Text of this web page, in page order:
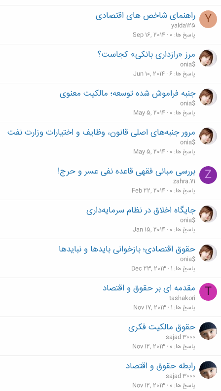
Y راهنمای شاخص های اقتصادی
yalda125
پاسخ ها 0
Sep 16, 2014
مرز «رازداری بانکی» کجاست؟
onia$
پاسخ ها 6
Jun 10, 2014
جنبه فراموش شده توسعه؛ مالکیت معنوی
onia$
پاسخ ها 0
May 5, 2014
مرور جنبه‌های اصلی قانون، وظایف و اختیارات وزارت نفت
onia$
پاسخ ها 0
May 5, 2014
Z بررسی مبانی فقهی قاعده نفی عسر و حرج!
zahra.71
پاسخ ها 0
Feb 22, 2014
جایگاه اخلاق در نظام سرمایه‌داری
onia$
پاسخ ها 0
Jan 15, 2014
حقوق اقتصادی؛ بازخوانی بایدها و نبایدها
onia$
پاسخ ها 1
Dec 23, 2013
T مقدمه ای بر حقوق و اقتصاد
tashakori
پاسخ ها 1
Nov 17, 2013
حقوق مالکیت فکری
sajad 3000
پاسخ ها 0
Nov 12, 2013
رابطه حقوق و اقتصاد
sajad 3000
پاسخ ها 0
Nov 12, 2013